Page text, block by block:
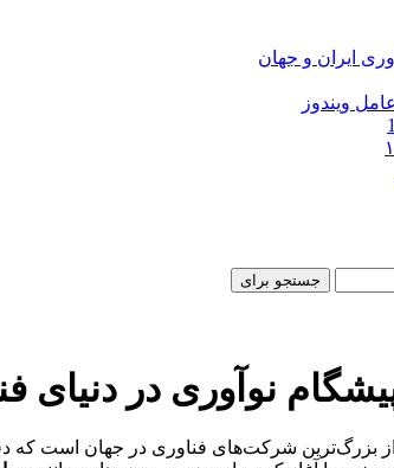
ایران و جهان
ویندوز
جستجو برای
نوآوری در دنیای